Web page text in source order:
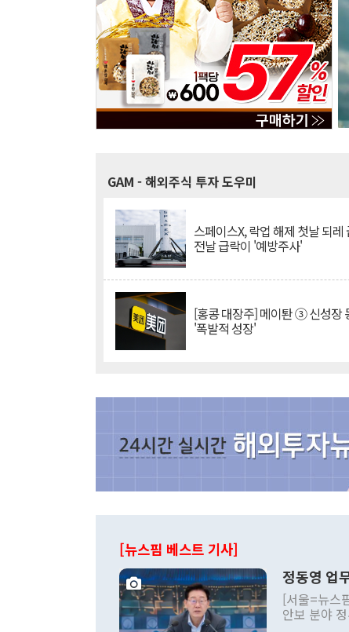
GAM - 해외주식 투자 도우미
스페이스X, 락업 해제 첫날 되레
전날 급락이 '예방주사'
[홍콩 대장주] 메이퇀 ③ 신성장
'폭발적 성장'
[뉴스핌 베스트 기사]
정동영 업
[서울=뉴스
안보 분야